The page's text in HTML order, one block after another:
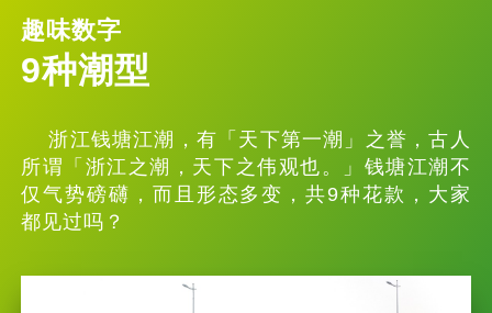
趣味数字
9种潮型
浙江钱塘江潮，有「天下第一潮」之誉，古人
所谓「浙江之潮，天下之伟观也。」钱塘江潮不
仅气势磅礴，而且形态多变，共9种花款，大家
都见过吗？